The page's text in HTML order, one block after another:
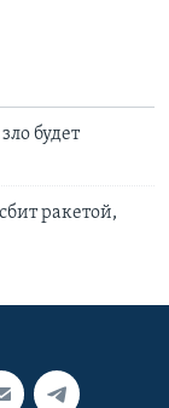
будет
ракетой,